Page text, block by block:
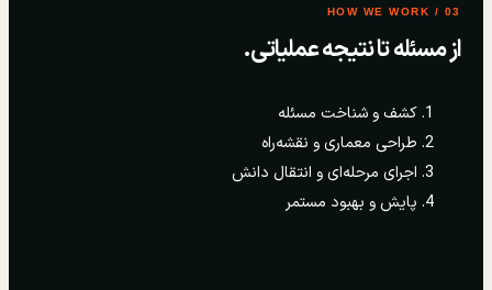
03 / HOW WE WORK
از مسئله تا نتیجه عملیاتی.
کشف و شناخت مسئله
طراحی معماری و نقشه‌راه
اجرای مرحله‌ای و انتقال دانش
پایش و بهبود مستمر